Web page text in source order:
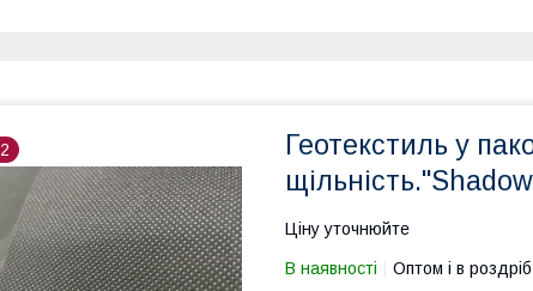
Геотекстиль у
Ціну уточнюйте
В наявності Оптом і в роздріб